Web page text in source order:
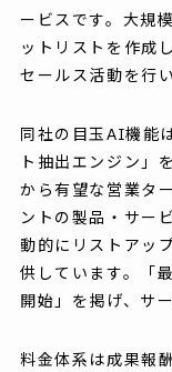
ービスです。大規
ットリストを作成
セールス活動を行い
同社の目玉AI機能
ト抽出エンジン」
から有望な営業タ
ントの製品・サー
動的にリストアッ
供しています。「
開始」を掲げ、サ
料金体系は成果報